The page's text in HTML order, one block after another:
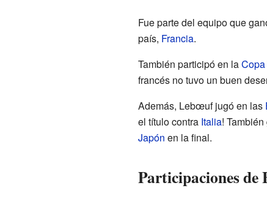
Fue parte del equipo que
país, Francia.
También participó en la
francés no tuvo un buen
Además, Lebœuf jugó en las
el título contra Italia!
Japón en la final.
Participaciones